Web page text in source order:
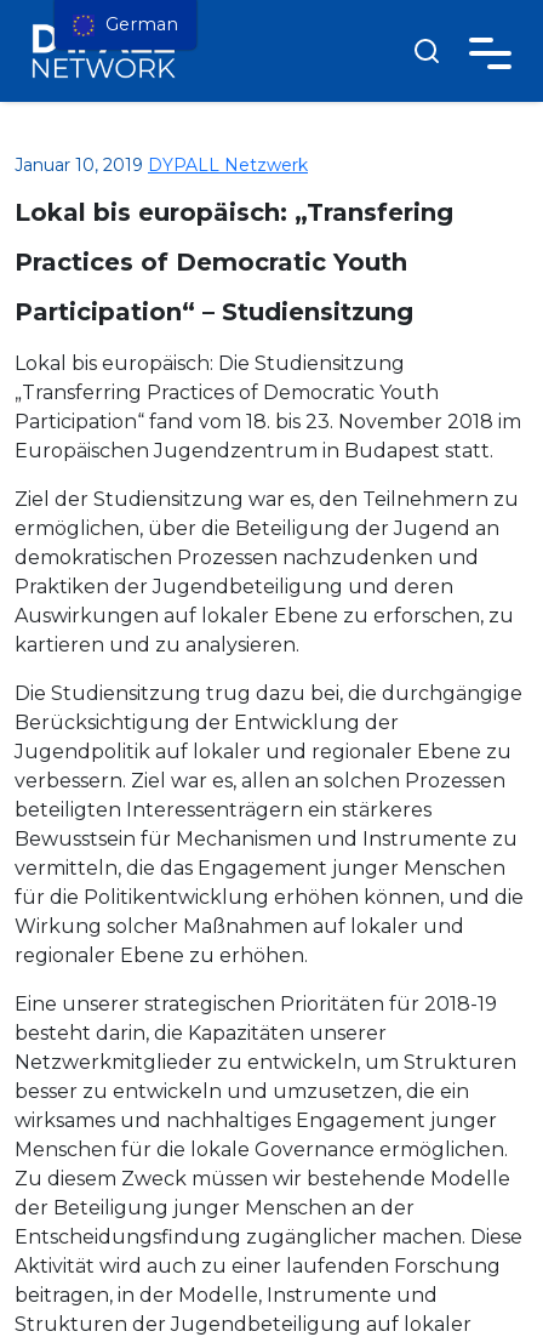
Januar 10, 2019 DYPALL Netzwerk
Lokal bis europäisch: „Transfering
Practices of Democratic Youth
Participation“ – Studiensitzung
Lokal bis europäisch: Die Studiensitzung
„Transferring Practices of Democratic Youth
Participation“ fand vom 18. bis 23. November 2018 im
Europäischen Jugendzentrum in Budapest statt.
Ziel der Studiensitzung war es, den Teilnehmern zu
ermöglichen, über die Beteiligung der Jugend an
demokratischen Prozessen nachzudenken und
Praktiken der Jugendbeteiligung und deren
Auswirkungen auf lokaler Ebene zu erforschen, zu
kartieren und zu analysieren.
Die Studiensitzung trug dazu bei, die durchgängige
Berücksichtigung der Entwicklung der
Jugendpolitik auf lokaler und regionaler Ebene zu
verbessern. Ziel war es, allen an solchen Prozessen
beteiligten Interessenträgern ein stärkeres
Bewusstsein für Mechanismen und Instrumente zu
vermitteln, die das Engagement junger Menschen
für die Politikentwicklung erhöhen können, und die
Wirkung solcher Maßnahmen auf lokaler und
regionaler Ebene zu erhöhen.
Eine unserer strategischen Prioritäten für 2018-19
besteht darin, die Kapazitäten unserer
Netzwerkmitglieder zu entwickeln, um Strukturen
besser zu entwickeln und umzusetzen, die ein
wirksames und nachhaltiges Engagement junger
Menschen für die lokale Governance ermöglichen.
Zu diesem Zweck müssen wir bestehende Modelle
der Beteiligung junger Menschen an der
Entscheidungsfindung zugänglicher machen. Diese
Aktivität wird auch zu einer laufenden Forschung
beitragen, in der Modelle, Instrumente und
Strukturen der Jugendbeteiligung auf lokaler
German